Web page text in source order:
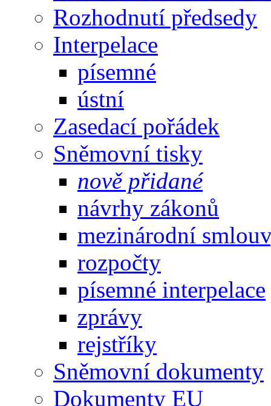
Rozhodnutí předsedy
Interpelace
písemné
ústní
Zasedací pořádek
Sněmovní tisky
nově přidané
návrhy zákonů
mezinárodní
rozpočty
písemné interpelace
zprávy
rejstříky
Sněmovní dokumenty
Dokumenty EU